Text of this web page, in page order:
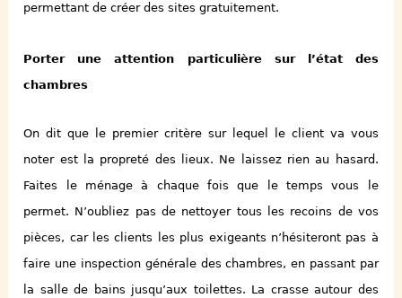
permettant de créer des sites gratuitement.
Porter une attention particulière sur l’état des
chambres
On dit que le premier critère sur lequel le client va vous
noter est la propreté des lieux. Ne laissez rien au hasard.
Faites le ménage à chaque fois que le temps vous le
permet. N’oubliez pas de nettoyer tous les recoins de vos
pièces, car les clients les plus exigeants n’hésiteront pas à
faire une inspection générale des chambres, en passant par
la salle de bains jusqu’aux toilettes. La crasse autour des